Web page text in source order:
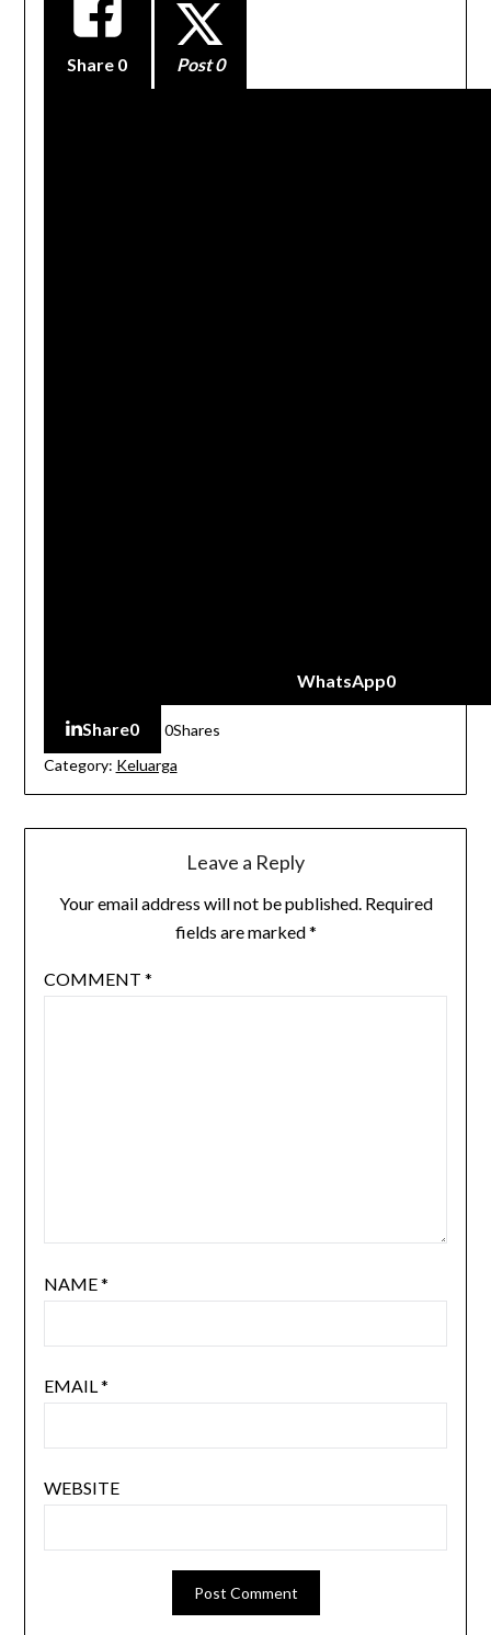
Share 0 Post 0
WhatsApp0
Share0 0Shares
Category: Keluarga
Leave a Reply
Your email address will not be published. Required
fields are marked*
COMMENT *
NAME*
EMAIL*
WEBSITE